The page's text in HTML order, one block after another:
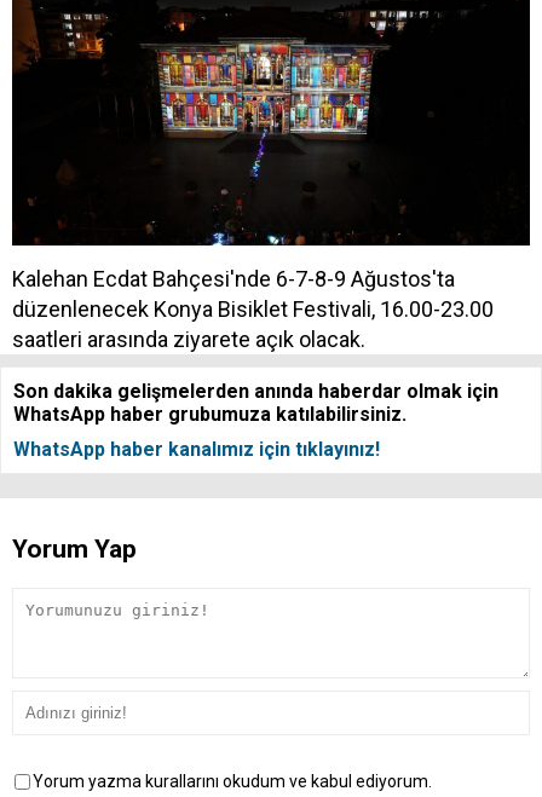
Kalehan Ecdat Bahçesi'nde 6-7-8-9 Ağustos'ta
düzenlenecek Konya Bisiklet Festivali, 16.00-23.00
saatleri arasında ziyarete açık olacak.
Son dakika gelişmelerden anında haberdar olmak için
WhatsApp haber grubumuza katılabilirsiniz.
WhatsApp haber kanalımız için tıklayınız!
Yorum Yap
Yorum yazma kurallarını okudum ve kabul ediyorum.